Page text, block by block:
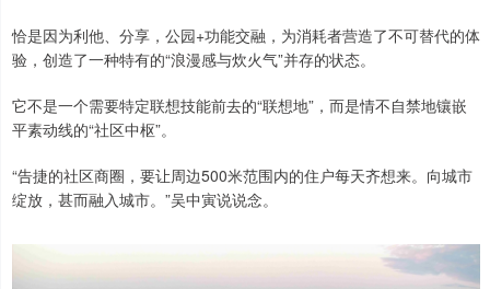
恰是因为利他、分享，公园+功能交融，为消耗者营造了不可替代的体
验，创造了一种特有的“浪漫感与炊火气”并存的状态。
它不是一个需要特定联想技能前去的“联想地”，而是情不自禁地镶嵌
平素动线的“社区中枢”。
“告捷的社区商圈，要让周边500米范围内的住户每天齐想来。向城市
绽放，甚而融入城市。”吴中寅说说念。